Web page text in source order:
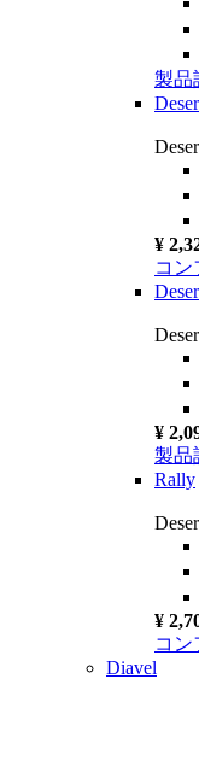
製品
¥
コン
¥
製品
Rally
¥
コン
Diavel